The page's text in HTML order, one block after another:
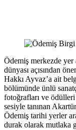
Ödemiş merkezde yer
dünyası açısından
Hakkı Ayvaz’a ait
bölümünde ünlü
fotoğrafları ve
sesiyle tanınan
Ödemiş tarihi yerler
durak olarak mutlaka